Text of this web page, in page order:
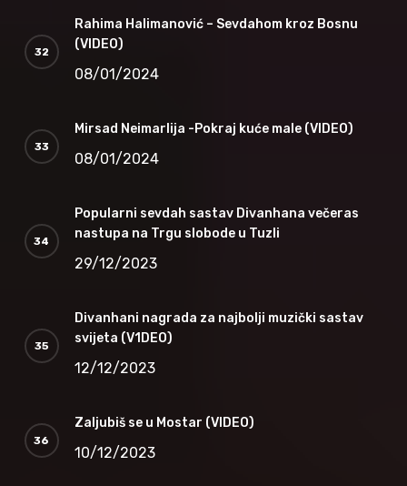
Rahima Halimanović – Sevdahom kroz Bosnu
(VIDEO)
08/01/2024
Mirsad Neimarlija -Pokraj kuće male (VIDEO)
08/01/2024
Popularni sevdah sastav Divanhana večeras
nastupa na Trgu slobode u Tuzli
29/12/2023
Divanhani nagrada za najbolji muzički sastav
svijeta (V1DEO)
12/12/2023
Zaljubiš se u Mostar (VIDEO)
10/12/2023